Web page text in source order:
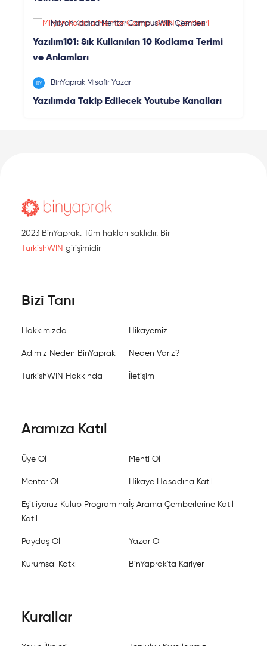
Milyon Kadına Mentor CampusWIN Çemberi
Yazılım101: Sık Kullanılan 10 Kodlama Terimi
ve Anlamları
BinYaprak Misafir Yazar
Yazılımda Takip Edilecek Youtube Kanalları
2023 BinYaprak. Tüm hakları saklıdır. Bir
TurkishWIN girişimidir
Bizi Tanı
Hakkımızda Hikayemiz
Adımız Neden BinYaprak Neden Varız?
TurkishWIN Hakkında İletişim
Aramıza Katıl
Üye Ol Menti Ol
Mentor Ol Hikaye Hasadına Katıl
Eşitliyoruz Kulüp Programına
Katıl
İş Arama Çemberlerine Katıl
Paydaş Ol Yazar Ol
Kurumsal Katkı BinYaprak'ta Kariyer
Kurallar